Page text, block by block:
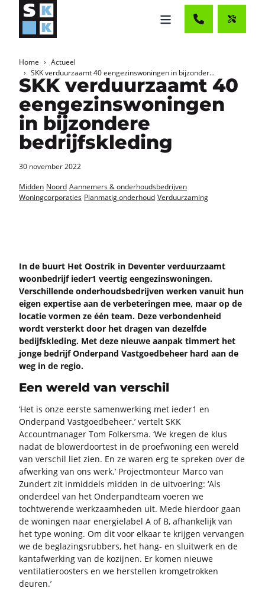
Home
Actueel
SKK verduurzaamt 40 eengezinswoningen in bijzonder...
SKK verduurzaamt 40
eengezinswoningen
in bijzondere
bedrijfskleding
30 november 2022
Midden Noord Aannemers & onderhoudsbedrijven
Woningcorporaties Planmatig onderhoud Verduurzaming
In de buurt Het Oost­rik in De­ven­ter ver­duur­zaamt
woon­be­drijf ieder1 veer­tig een­ge­zins­wo­nin­gen.
Ver­schil­len­de on­der­houds­be­drij­ven wer­ken van­uit hun
eigen ex­per­ti­se aan de ver­be­te­rin­gen mee, maar op de
lo­ca­tie vor­men ze één team. Deze ver­bon­den­heid
wordt ver­sterkt door het dra­gen van de­zelf­de
be­dijfs­kle­ding. Met deze nieu­we aan­pak tim­mert het
jonge be­drijf On­der­pand Vast­goed­be­heer hard aan de
weg in de regio.
Een wereld van verschil
‘Het is onze eer­ste sa­men­wer­king met ieder1 en
On­der­pand Vast­goed­be­heer.’ ver­telt SKK
Ac­count­ma­na­ger Tom Fol­kersma. ‘We kre­gen de klus
nadat de blo­wer­door­test in de proef­wo­ning een we­reld
van ver­schil liet zien. En ze waren erg te spre­ken over de
af­wer­king van ons werk.’ Pro­ject­mon­teur Marco van
Zun­dert zit in­mid­dels mid­den in de uit­voe­ring: ‘Als
on­der­deel van het On­der­pand­team voe­ren we
tocht­we­ren­de werk­zaam­he­den uit. Mede hier­door gaan
de wo­nin­gen naar ener­gie­la­bel A of B, af­han­ke­lijk van
het type wo­ning. Om dit voor el­kaar te krij­gen ver­van­gen
we de be­gla­zings­rub­bers, het hang- en sluit­werk en de
kan­t­af­wer­king van de ko­zij­nen. Er komen nieu­we
ven­ti­la­tie­roos­ters en we her­stel­len krom­ge­trok­ken
deu­ren.’